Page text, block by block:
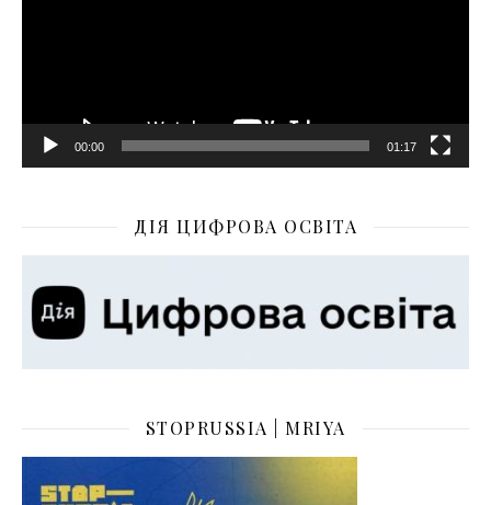
00:00 01:17
ДІЯ ЦИФРОВА ОСВІТА
STOPRUSSIA | MRIYA